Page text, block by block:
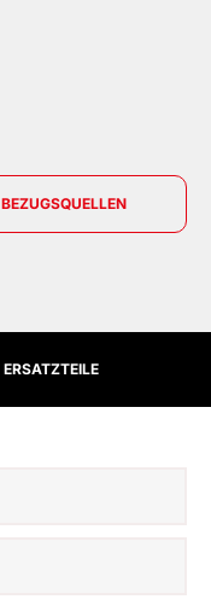
BEZUGSQUELLEN
ERSATZTEILE